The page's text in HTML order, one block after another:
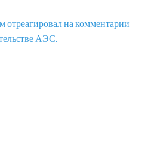
отреагировал на комментарии
АЭС.